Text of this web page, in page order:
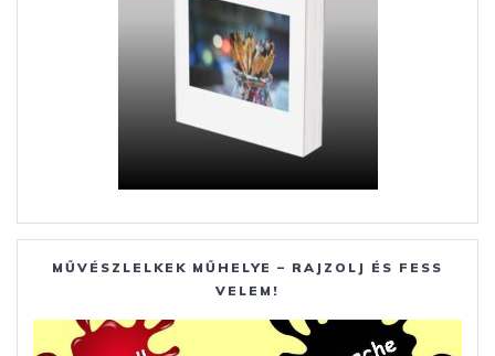
MŰVÉSZLELKEK MŰHELYE – RAJZOLJ ÉS FESS
VELEM!